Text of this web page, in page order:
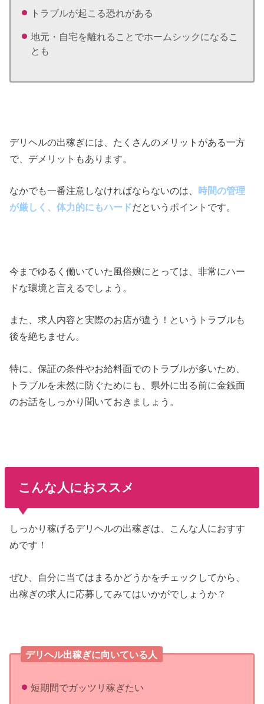
トラブルが起こる恐れがある
地元・自宅を離れることでホームシックになるこ
とも
デリヘルの出稼ぎには、たくさんのメリットがある一方
で、デメリットもあります。
なかでも一番注意しなければならないのは、
時間の管理
が厳しく、体力的にもハードだというポイントです。
今までゆるく働いていた風俗嬢にとっては、非常にハー
ドな環境と言えるでしょう。
また、求人内容と実際のお店が違う！というトラブルも
後を絶ちません。
特に、保証の条件やお給料面でのトラブルが多いため、
トラブルを未然に防ぐためにも、県外に出る前に金銭面
のお話をしっかり聞いておきましょう。
こんな人におススメ
しっかり稼げるデリヘルの出稼ぎは、こんな人におすす
めです！
ぜひ、自分に当てはまるかどうかをチェックしてから、
出稼ぎの求人に応募してみてはいかがでしょうか？
デリヘル出稼ぎに向いている人
短期間でガッツリ稼ぎたい